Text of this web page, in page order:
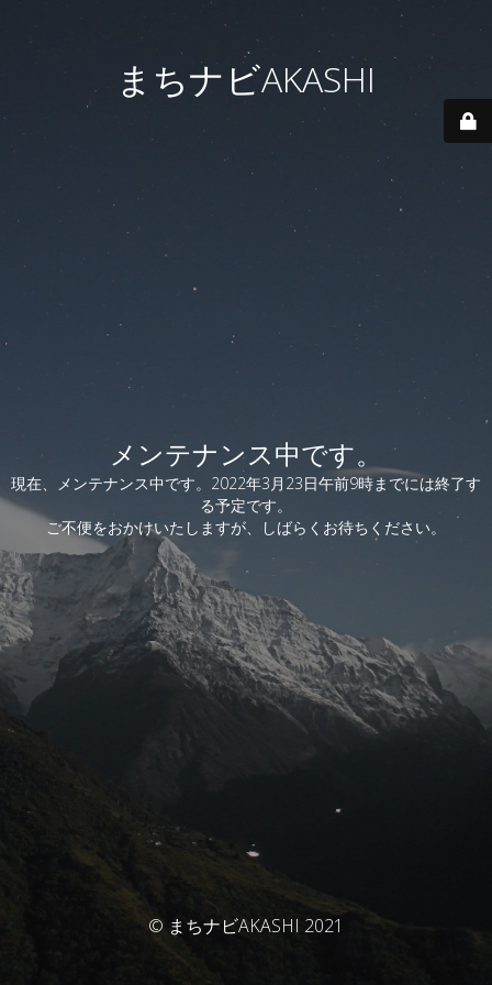
まちナビAKASHI
メンテナンス中です。
現在、メンテナンス中です。2022年3月23日午前9時までには終了す
る予定です。
ご不便をおかけいたしますが、しばらくお待ちください。
© まちナビAKASHI 2021